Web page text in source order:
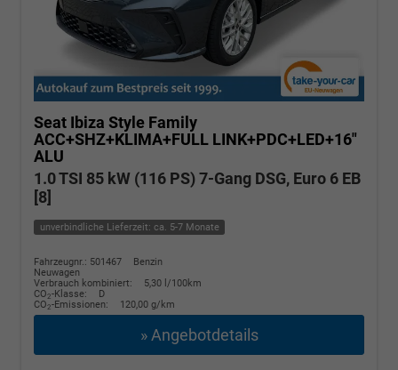
Seat Ibiza Style Family
ACC+SHZ+KLIMA+FULL LINK+PDC+LED+16"
ALU
1.0 TSI 85 kW (116 PS) 7-Gang DSG, Euro 6 EB
[8]
unverbindliche Lieferzeit: ca. 5-7 Monate
Fahrzeugnr.: 501467
Benzin
Neuwagen
Verbrauch kombiniert:
5,30 l/100km
CO2-Klasse:
D
CO2-Emissionen: 120,00 g/km
» Angebotdetails